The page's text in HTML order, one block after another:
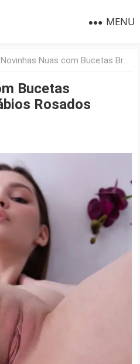
MENU
Novinhas Nuas com Bucetas Branquinhas de Lábios Rosados
Bucetas
Rosados